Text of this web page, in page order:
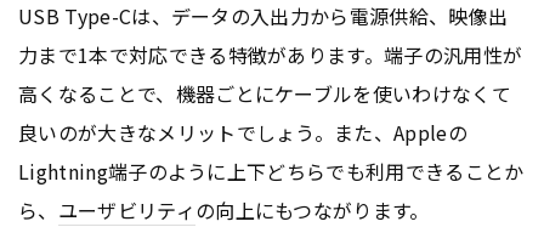
USB Type-Cは、データの入出力から電源供給、映像出
力まで1本で対応できる特徴があります。端子の汎用性が
高くなることで、機器ごとにケーブルを使いわけなくて
良いのが大きなメリットでしょう。また、Appleの
Lightning端子のように上下どちらでも利用できることか
ら、 ユーザビリティの向上にもつながります。